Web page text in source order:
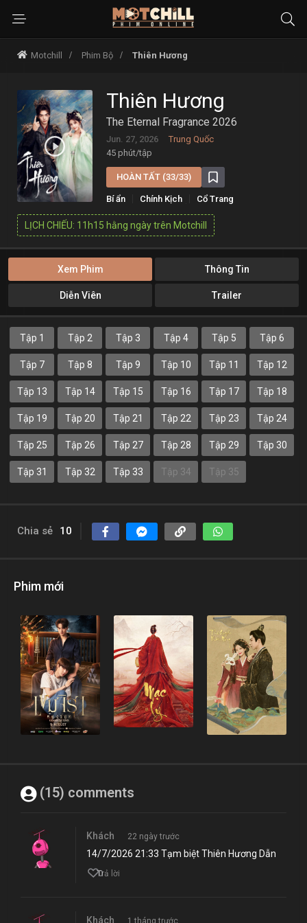
Motchill Phim Bộ Thiên Hương
Thiên Hương
The Eternal Fragrance 2026
Jun. 27, 2026
Trung Quốc
45 phút/tập
HOÀN TẤT (33/33)
Bí ẩn Chính Kịch
Cổ Trang
LỊCH CHIẾU: 11h15 hằng ngày trên Motchill
Xem Phim Thông Tin
Diễn Viên Trailer
Tập 1 Tập 2 Tập 3 Tập 4 Tập 5 Tập 6
Tập 7 Tập 8 Tập 9 Tập 10 Tập 11 Tập 12
Tập 13 Tập 14 Tập 15 Tập 16 Tập 17 Tập 18
Tập 19 Tập 20 Tập 21 Tập 22 Tập 23 Tập 24
Tập 25 Tập 26 Tập 27 Tập 28 Tập 29 Tập 30
Tập 31 Tập 32 Tập 33 Tập 34 Tập 35
Chia sẻ 10
Phim mới
(15) comments
Khách 22 ngày trước
14/7/2026 21:33 Tạm biệt Thiên Hương Dẫn
0
Trả lời
Khách